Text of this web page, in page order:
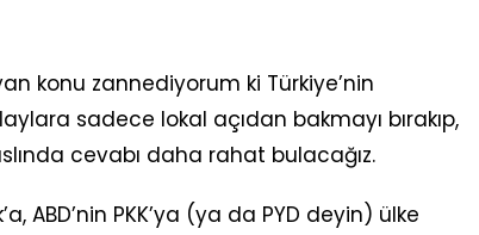
konu zannediyorum ki Türkiye’nin
sadece lokal açıdan bakmayı bırakıp,
cevabı daha rahat bulacağız.
ABD’nin PKK’ya (ya da PYD deyin) ülke